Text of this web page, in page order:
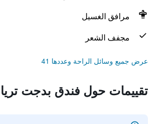
مرافق الغسيل
مجفف الشعر
عرض جميع وسائل الراحة وعددها 41
تقييمات حول فندق بدجت